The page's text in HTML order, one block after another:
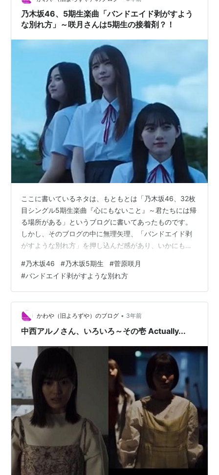
乃木坂46、5期生楽曲「バンドエイド剥がすよう
な別れ方」～咲月さんは5期生の接着剤？！
ここに書いているネタは、もともとは「乃木坂46、32枚
目シングル5期生楽曲『心にもないこと』～君たちには帰
る場所がある」というブログに書いてあったものです。
しかし、そのブログの中に無理矢理、「バンドエイド剥
がすような別れ方」を押し込んだ感があり、いかにも窮
独のブログとして独立させることにしました。 さて、本
題に入ります。 2番目の5期生楽曲「バンドエイド剥がす
ような別れ方」のMVについて語りたいと思います。
www.youtube.com なお、こちらの記事にも同じく『バ
ンドエイド剥がすような別れ方』のMVについて書いてい
るので参考にしてくだ…
#乃木坂46 #乃木坂5期生 #菅原咲月
#バンドエイド剥がすような別れ方
かわや（旧よろずや）のブログ • 3年前
中西アルノさん、いろいろ～その壱 Actually...